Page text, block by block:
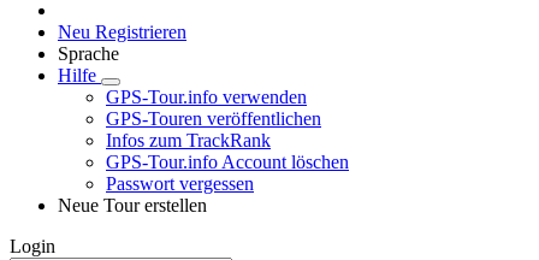
Neu Registrieren
Sprache
Hilfe
GPS-Tour.info verwenden
GPS-Touren veröffentlichen
Infos zum TrackRank
GPS-Tour.info Account löschen
Passwort vergessen
Neue Tour erstellen
Login